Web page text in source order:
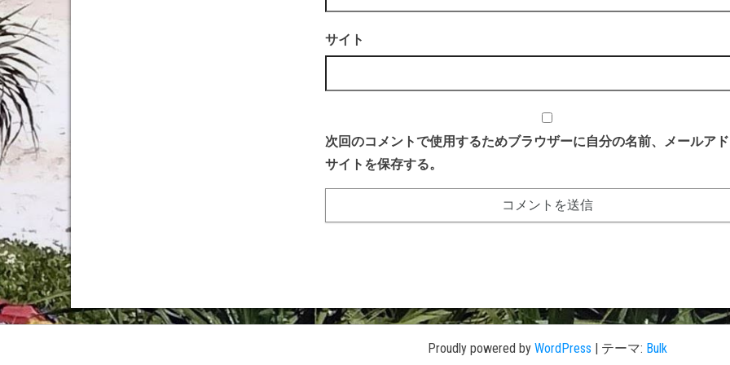
サイト
次回のコメントで使用するためブラウザーに自分の名前、メールア
サイトを保存する。
Proudly powered by WordPress | テーマ: Bulk